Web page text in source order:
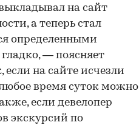
на сайт
а теперь стал
определенными
гладко, — поясняет
на сайте исчезли
время суток можно
если девелопер
экскурсий по